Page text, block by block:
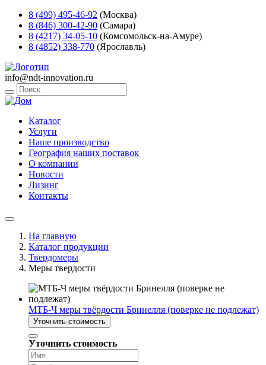
8 (499) 495-46-92 (Москва)
8 (846) 300-42-90 (Самара)
8 (4217) 34-05-10 (Комсомольск-на-Амуре)
8 (4852) 338-770 (Ярославль)
info@ndt-innovation.ru
Каталог
Услуги
Наше производство
География наших поставок
О компании
Новости
Лизинг
Контакты
На главную
Каталог продукции
Твердомеры
Меры твердости
МТБ-Ч меры твёрдости Бринелля (поверке не подлежат)
Уточнить стоимость
Уточнить стоимость